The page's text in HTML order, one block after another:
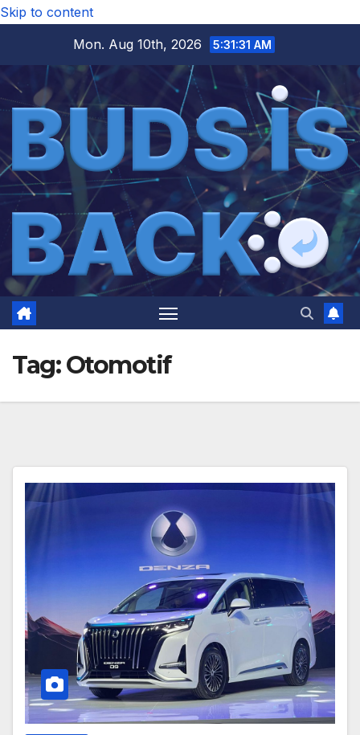
Skip to content
Mon. Aug 10th, 2026
5:31:33 AM
Tag:Otomotif